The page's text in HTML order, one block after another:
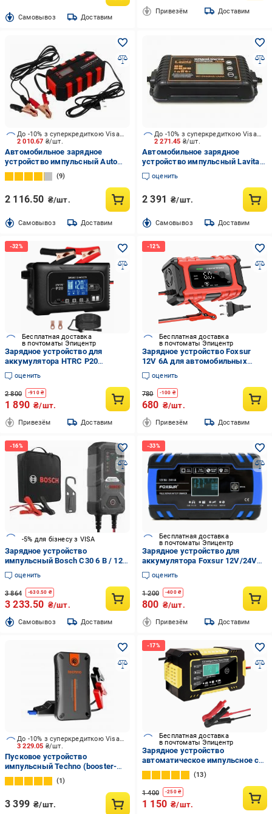
Cамовывоз Доставим
Привезём Доставим
2 010.67 ₴/шт.
До -10% з суперкредиткою Visa Вигода
Автомобильное зарядное
устройство импульсный Auto
Assistance 6-12V (AA-6HF) 6 А
120 А/год
9
2 116.50 ₴/шт.
Cамовывоз Доставим
2 271.45 ₴/шт.
До -10% з суперкредиткою Visa Вигода
Автомобильное зарядное
устройство импульсный Lavita
10 А 300 А/год (LA 192230)
оценить
2 391 ₴/шт.
Cамовывоз Доставим
Бесплатная доставка
в почтоматы Эпицентр
Зарядное устройство для
аккумулятора HTRC P20
12V/24V 20A smart charger
(2800831643)
оценить
2 800 -910₴
1 890 ₴/шт.
Привезём Доставим
Бесплатная доставка
в почтоматы Эпицентр
Зарядное устройство Foxsur
12V 6A для автомобильных
свинцово-кислотных
аккумуляторов с функцией
восстановления (001210)
оценить
780 -100 ₴
680 ₴/шт.
Привезём Доставим
-5% для бізнесу з VISA
Зарядное устройство
импульсный Bosch C30 6 В / 12 В
3,8 А (0189911030)
оценить
3 864 -630.50 ₴
3 233.50 ₴/шт.
Cамовывоз Доставим
Бесплатная доставка
в почтоматы Эпицентр
Зарядное устройство для
аккумулятора Foxsur 12V/24V
8А (2326995649)
оценить
1 200 -400₴
800 ₴/шт.
Привезём Доставим
3 229.05 ₴/шт.
До -10% з суперкредиткою Visa Вигода
Пусковое устройство
импульсный Techno (booster-
800)
1
3 399 ₴/шт.
Бесплатная доставка
в почтоматы Эпицентр
Зарядное устройство
автоматическое импульсное с
эффектом восстановления
Желтый 9656724
13
1 400 -250₴
1 150 ₴/шт.